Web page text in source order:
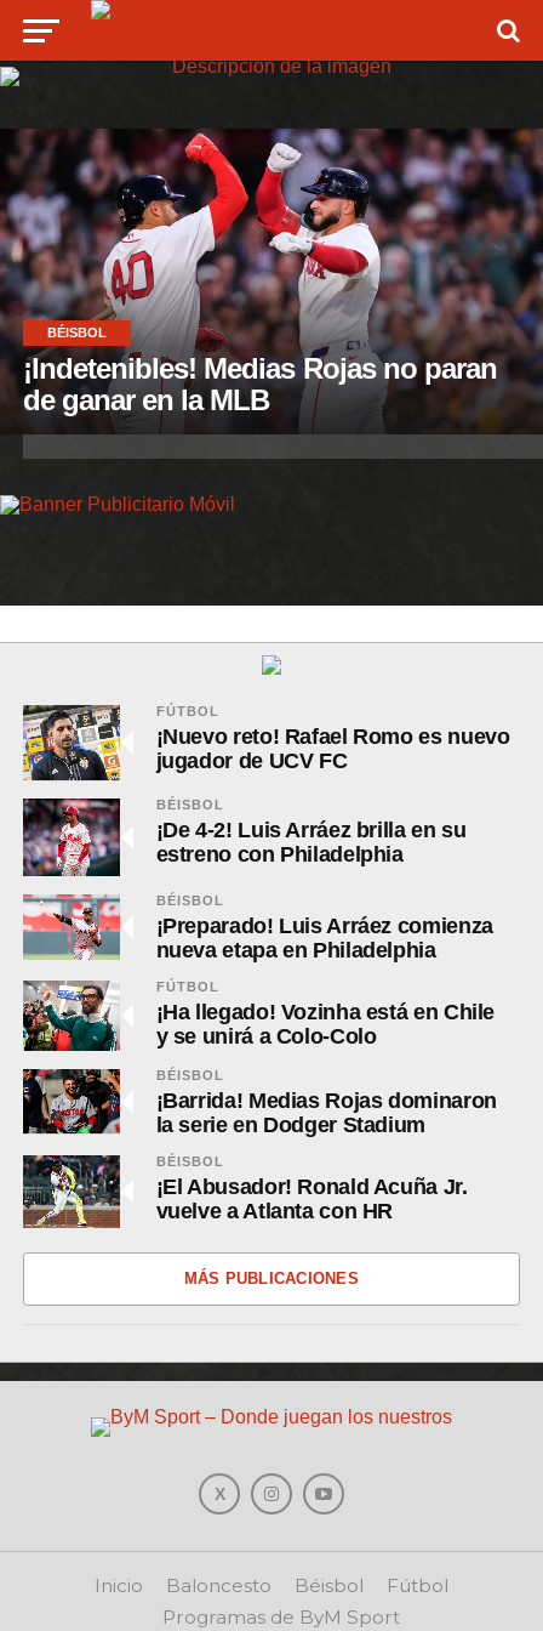
BÉISBOL
¡Indetenibles! Medias Rojas no paran
de ganar en la MLB
FÚTBOL
¡Nuevo reto! Rafael Romo es nuevo
jugador de UCV FC
BÉISBOL
¡De 4-2! Luis Arráez brilla en su
estreno con Philadelphia
BÉISBOL
¡Preparado! Luis Arráez comienza
nueva etapa en Philadelphia
FÚTBOL
¡Ha llegado! Vozinha está en Chile
y se unirá a Colo-Colo
BÉISBOL
¡Barrida! Medias Rojas dominaron
la serie en Dodger Stadium
BÉISBOL
¡El Abusador! Ronald Acuña Jr.
vuelve a Atlanta con HR
MÁS PUBLICACIONES
Inicio Baloncesto Béisbol
Fútbol
Programas de ByM Sport